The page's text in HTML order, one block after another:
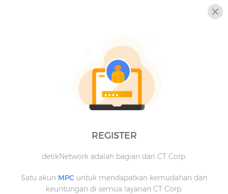
REGISTER
detikNetwork adalah bagian dari CT Corp.
Satu akun MPC untuk mendapatkan kemudahan dan
keuntungan di semua layanan CT Corp.